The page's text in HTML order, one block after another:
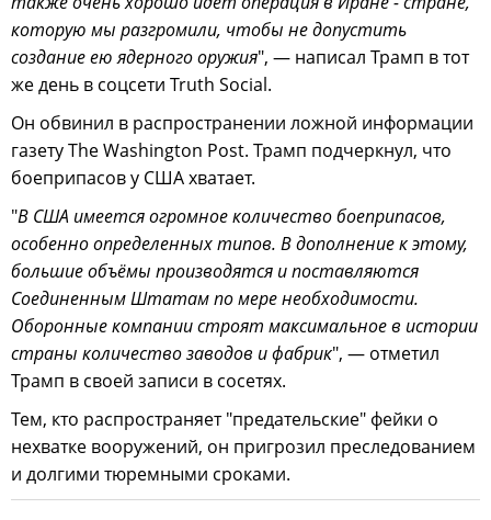
которую мы разгромили, чтобы не допустить
создание ею ядерного оружия", — написал Трамп в тот
же день в соцсети Truth Social.
Он обвинил в распространении ложной информации
газету The Washington Post. Трамп подчеркнул, что
боеприпасов у США хватает.
"В США имеется огромное количество боеприпасов,
особенно определенных типов. В дополнение к этому,
большие объёмы производятся и поставляются
Соединенным Штатам по мере необходимости.
Оборонные компании строят максимальное в истории
страны количество заводов и фабрик", — отметил
Трамп в своей записи в сосетях.
Тем, кто распространяет "предательские" фейки о
нехватке вооружений, он пригрозил преследованием
и долгими тюремными сроками.